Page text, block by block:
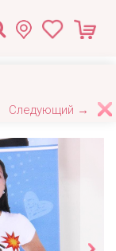
Следующий →